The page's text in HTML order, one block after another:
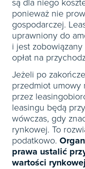
są dla niego
ponieważ nie
gospodarczej.
uprawniony do
i jest
opłat na
Jeżeli po
przedmiot umowy
przez
leasingu będą
wówczas, gdy
rynkowej. To
podatkowo.
prawa ustalić
wartości